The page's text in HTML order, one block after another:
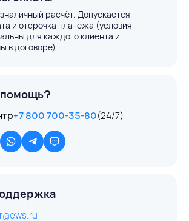
расчёт. Допускается
и отсрочка платежа (условия
для каждого клиента и
в договоре)
+7 800 700-35-80(24/7)